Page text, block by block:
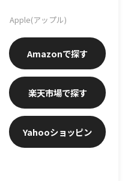
Apple(アップル)
楽天市場
Amazon
Yahooショッピン